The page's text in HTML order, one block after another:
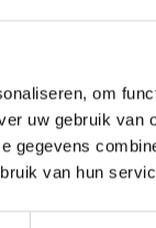
om
uw gebruik van
gegevens
van hun